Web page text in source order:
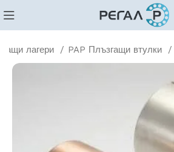
лагери PAP Плъзгащи втулки